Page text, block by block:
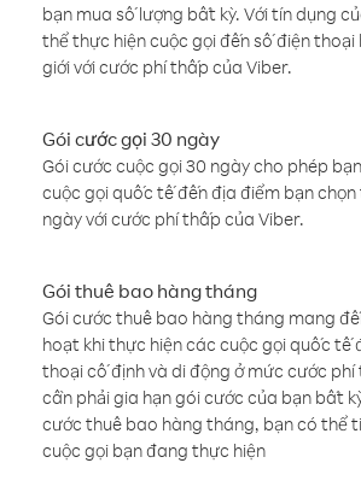
bạn mua số lượng bất kỳ. Với tín dụng
thể thực hiện cuộc gọi đến số điện
giới với cước phí thấp của Viber.
Gói cước gọi 30 ngày
Gói cước cuộc gọi 30 ngày cho phép
cuộc gọi quốc tế đến địa điểm bạn
ngày với cước phí thấp của Viber.
Gói thuê bao hàng tháng
Gói cước thuê bao hàng tháng mang
hoạt khi thực hiện các cuộc gọi quốc tế
thoại cố định và di động ở mức cước
cần phải gia hạn gói cước của bạn bất
cước thuê bao hàng tháng, bạn có thể
cuộc gọi bạn đang thực hiện